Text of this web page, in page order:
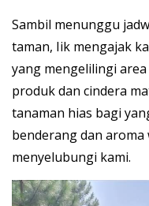
Sambil menunggu
taman, Iik mengajak
yang mengelilingi
produk dan cindera
tanaman hias bagi
benderang dan
menyelubungi kami.